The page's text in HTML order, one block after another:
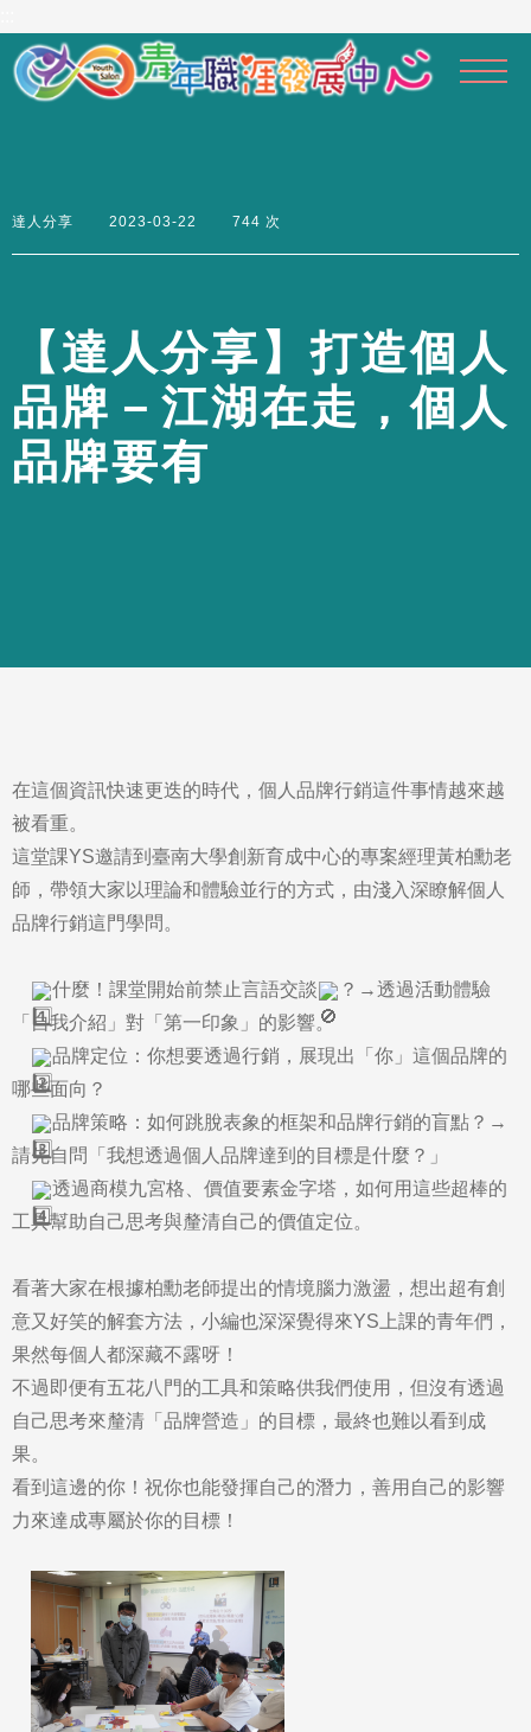
主
要
達人分享 2023-03-22 744 次
【 達 人分享 】打造個 人
品牌 － 江湖在走 ，個 人
品牌要有
在這個資訊快速更迭的時代，個人品牌行銷這件事情越來越
被看重。
這堂課YS邀請到臺南大學創新育成中心的專案經理黃柏勳老
師，帶領大家以理論和體驗並行的方式，由淺入深瞭解個人
品牌行銷這門學問。
什麼！課堂開始前禁止言語交談
？→透過活動體驗
「自我介紹」對「第一印象」的影響。
品牌定位：你想要透過行銷，展現出「你」這個品牌的
哪些面向？
品牌策略：如何跳脫表象的框架和品牌行銷的盲點？→
請先自問「我想透過個人品牌達到的目標是什麼？」
透過商模九宮格、價值要素金字塔，如何用這些超棒的
工具幫助自己思考與釐清自己的價值定位。
看著大家在根據柏勳老師提出的情境腦力激盪，想出超有創
意又好笑的解套方法，小編也深深覺得來YS上課的青年們，
果然每個人都深藏不露呀！
不過即便有五花八門的工具和策略供我們使用，但沒有透過
自己思考來釐清「品牌營造」的目標，最終也難以看到成
果。
看到這邊的你！祝你也能發揮自己的潛力，善用自己的影響
力來達成專屬於你的目標！